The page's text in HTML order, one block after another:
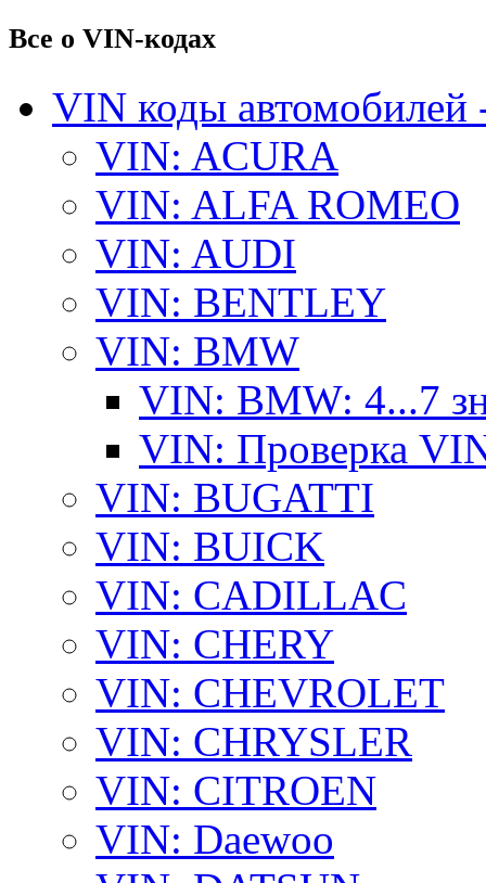
Все о VIN-кодах
VIN коды автомобилей
VIN: ACURA
VIN: ALFA ROMEO
VIN: AUDI
VIN: BENTLEY
VIN: BMW
VIN: BMW: 4...7
VIN: Проверка
VIN: BUGATTI
VIN: BUICK
VIN: CADILLAC
VIN: CHERY
VIN: CHEVROLET
VIN: CHRYSLER
VIN: CITROEN
VIN: Daewoo